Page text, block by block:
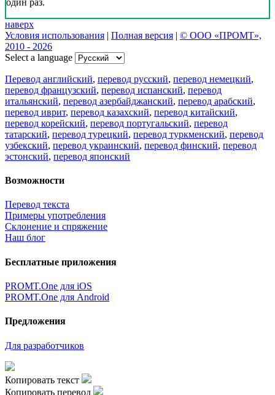
один раз.
наверх
Условия использования | Полная версия | © ООО «ПРОМТ»,
2010 - 2026
Select a language
Перевод английский, перевод русский, перевод немецкий,
перевод французский, перевод испанский, перевод
итальянский, перевод азербайджанский, перевод арабский,
перевод иврит, перевод казахский, перевод китайский,
перевод корейский, перевод португальский, перевод
татарский, перевод турецкий, перевод туркменский, перевод
узбекский, перевод украинский, перевод финский, перевод
эстонский, перевод японский
Возможности
Перевод текста
Примеры употребления
Склонение и спряжение
Наш блог
Бесплатные приложения
PROMT.One для iOS
PROMT.One для Android
Предложения
Для разработчиков
Копировать текст
Копировать перевод